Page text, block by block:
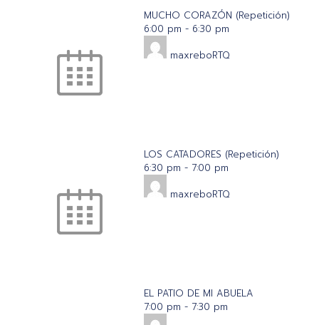
MUCHO CORAZÓN (Repetición)
6:00 pm - 6:30 pm
maxreboRTQ
LOS CATADORES (Repetición)
6:30 pm - 7:00 pm
maxreboRTQ
EL PATIO DE MI ABUELA
7:00 pm - 7:30 pm